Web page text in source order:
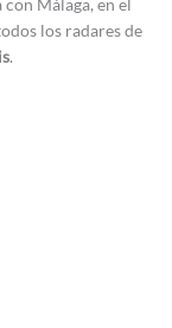
Málaga, en el
los radares de
.